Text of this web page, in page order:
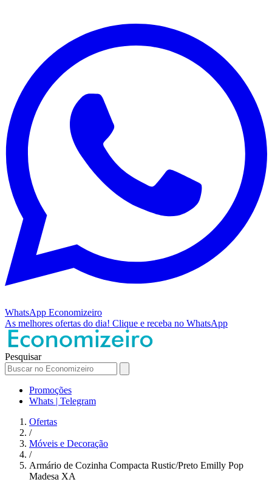
WhatsApp Economizeiro
As melhores ofertas do dia! Clique e receba no WhatsApp
Pesquisar
Promoções
Whats | Telegram
Ofertas
/
Móveis e Decoração
/
Armário de Cozinha Compacta Rustic/Preto Emilly Pop
Madesa XA